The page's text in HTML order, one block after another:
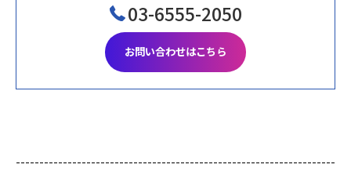
03-6555-2050
お問い合わせはこちら
--------------------------------------------------------------------